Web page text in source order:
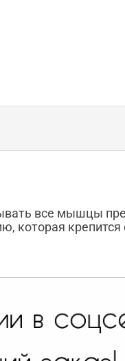
все мышцы
которая